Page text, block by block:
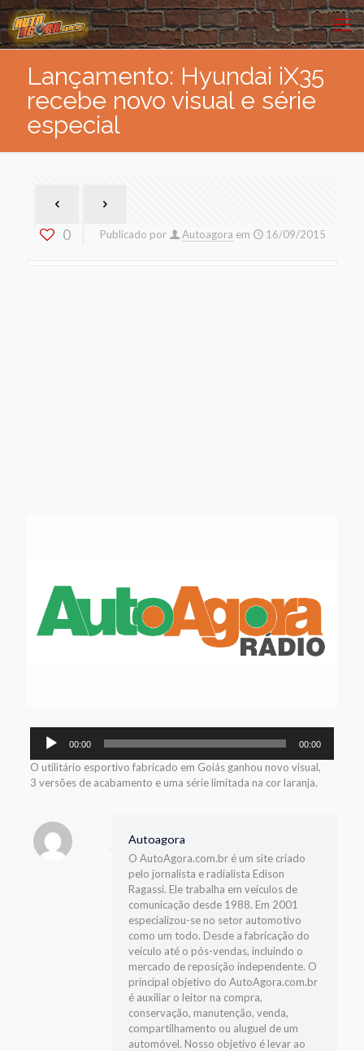
Lançamento: Hyundai iX35
recebe novo visual e série
especial
0 Publicado por Autoagora em 16/09/2015
Tocador
áudio
00:00 00:00
O utilitário esportivo fabricado em Goiás ganhou novo visual,
3 versões de acabamento e uma série limitada na cor laranja.
Autoagora
O AutoAgora.com.br é um site criado
pelo jornalista e radialista Edison
Ragassi. Ele trabalha em veículos de
comunicação desde 1988. Em 2001
especializou-se no setor automotivo
como um todo. Desde a fabricação do
veículo até o pós-vendas, incluindo o
mercado de reposição independente. O
principal objetivo do AutoAgora.com.br
é auxiliar o leitor na compra,
conservação, manutenção, venda,
compartilhamento ou aluguel de um
automóvel. Nosso objetivo é levar ao